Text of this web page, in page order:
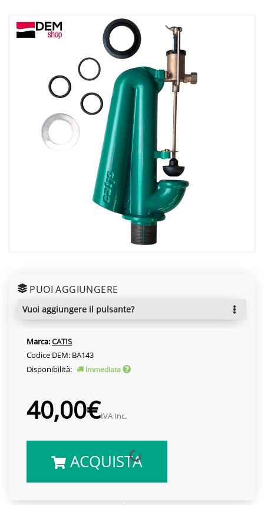
PUOI AGGIUNGERE
vuoi aggiungere il pulsante?
Marca:CATIS
Codice DEM: BA143
Disponibilità:
Immediata
40,00€IVA Inc.
ACQUISTA